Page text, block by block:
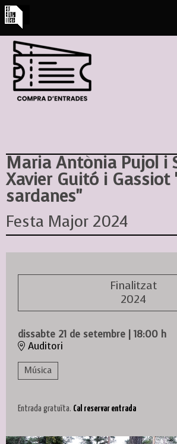
Maria Antònia Pujol i
Xavier Guitó i Gassiot
sardanes"
Festa Major 2024
Finalitzat
2024
dissabte 21 de setembre | 18:00 h
Auditori
Música
Entrada gratuïta. Cal reservar entrada